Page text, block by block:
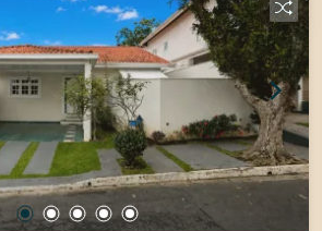
o endereço ideal para quem
e presença comercial.
escolha para negócios que
visibilidade e localização